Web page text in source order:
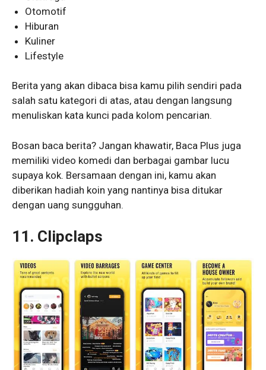
Otomotif
Hiburan
Kuliner
Lifestyle
Berita yang akan dibaca bisa kamu pilih sendiri pada
salah satu kategori di atas, atau dengan langsung
menuliskan kata kunci pada kolom pencarian.
Bosan baca berita? Jangan khawatir, Baca Plus juga
memiliki video komedi dan berbagai gambar lucu
supaya kok. Bersamaan dengan ini, kamu akan
diberikan hadiah koin yang nantinya bisa ditukar
dengan uang sungguhan.
11. Clipclaps